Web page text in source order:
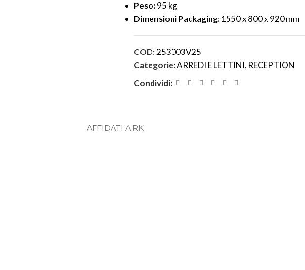
Peso:95 kg
Dimensioni Packaging:1550 x 800 x 920 mm
COD:253003V25
Categorie:ARREDI E LETTINI, RECEPTION
Condividi:
AFFIDATI A RK